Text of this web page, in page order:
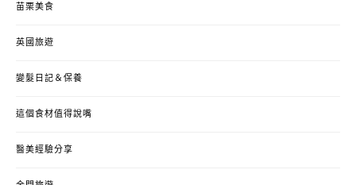
苗栗美食
英國旅遊
變髮日記＆保養
這個食材值得說嘴
醫美經驗分享